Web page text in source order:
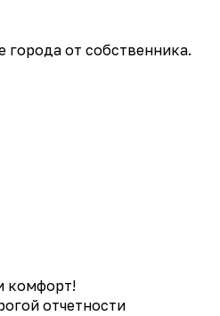
от собственника.
комфорт!
отчетности